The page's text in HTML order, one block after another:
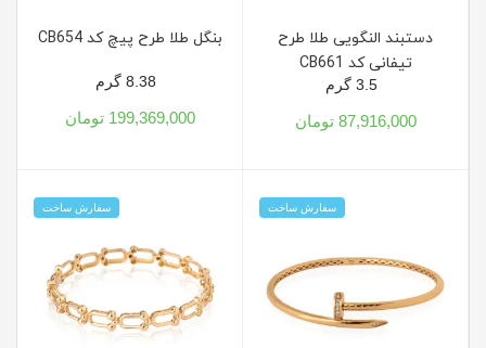
دستبند النگویی طلا طرح
تیفانی کد CB661
87,916,000 تومان
بنگل طلا طرح پیچ کد CB654
199,369,000 تومان
سفارش ساخت سفارش ساخت